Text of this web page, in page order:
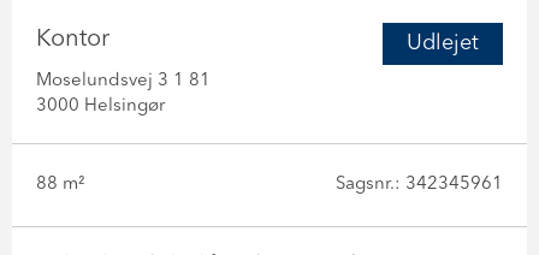
Udlejet
Kontor
Moselundsvej 3 1 81
3000 Helsingør
88 m² Sagsnr.: 342345961